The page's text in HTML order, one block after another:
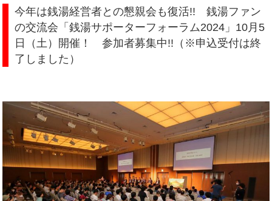
今年は銭湯経営者との懇親会も復活!! 銭湯ファン
の交流会「銭湯サポーターフォーラム2024」10月5
日（土）開催！ 参加者募集中!!（※申込受付は終
了しました）